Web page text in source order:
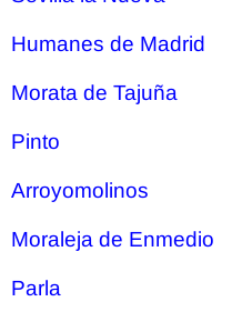
Humanes de Madrid
Morata de Tajuña
Pinto
Arroyomolinos
Moraleja de Enmedio
Parla